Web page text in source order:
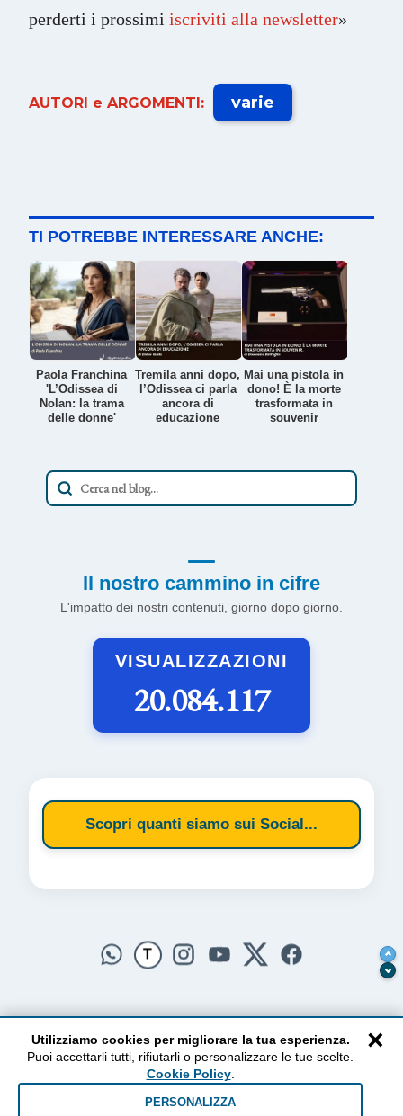
perderti i prossimi iscriviti alla newsletter»
AUTORI e ARGOMENTI: varie
TI POTREBBE INTERESSARE ANCHE:
Paola Franchina
'L’Odissea di
Nolan: la trama
delle donne'
Tremila anni dopo,
l’Odissea ci parla
ancora di
educazione
Mai una pistola in
dono! È la morte
trasformata in
souvenir
Il nostro cammino in cifre
L'impatto dei nostri contenuti, giorno dopo giorno.
VISUALIZZAZIONI
20.084.117
Scopri quanti siamo sui Social...
T
AlzogliOcchiversoilCielo
Dal 2010 ad oggi • Testi e pensieri tra terra e cielo
×
Utilizziamo cookies per migliorare la tua esperienza.
Puoi accettarli tutti, rifiutarli o personalizzare le tue scelte.
Cookie Policy.
PERSONALIZZA